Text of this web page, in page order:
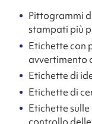
Pittogrammi
stampati più
Etichette con
avvertimento
Etichette di
Etichette di
Etichette